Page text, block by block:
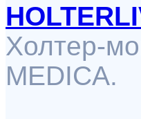
Холтер-
MEDICA.